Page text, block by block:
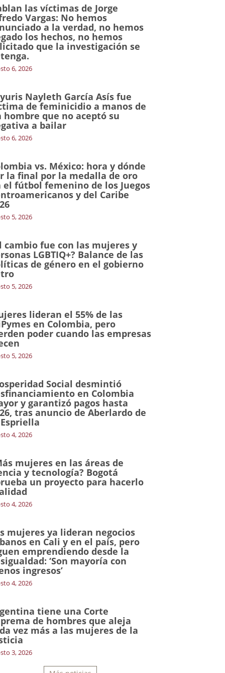
las víctimas de Jorge
Vargas: No hemos
a la verdad, no hemos
los hechos, no hemos
que la investigación se
6, 2026
Nayleth García Asís fue
de feminicidio a manos de
hombre que no aceptó su
a bailar
6, 2026
vs. México: hora y dónde
la final por la medalla de oro
el fútbol femenino de los Juegos
y del Caribe
5, 2026
cambio fue con las mujeres y
LGBTIQ+? Balance de las
de género en el gobierno
5, 2026
lideran el 55% de las
en Colombia, pero
poder cuando las empresas
5, 2026
Social desmintió
en Colombia
y garantizó pagos hasta
tras anuncio de Aberlardo de
4, 2026
mujeres en las áreas de
y tecnología? Bogotá
un proyecto para hacerlo
4, 2026
mujeres ya lideran negocios
en Cali y en el país, pero
emprendiendo desde la
‘Son mayoría con
ingresos’
4, 2026
tiene una Corte
de hombres que aleja
vez más a las mujeres de la
3, 2026